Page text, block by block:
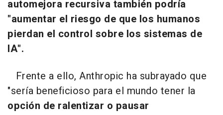
automejora recursiva también podría
"aumentar el riesgo de que los humanos
pierdan el control sobre los sistemas de
IA".
Frente a ello, Anthropic ha subrayado que
"sería beneficioso para el mundo tener la
opción de ralentizar o pausar